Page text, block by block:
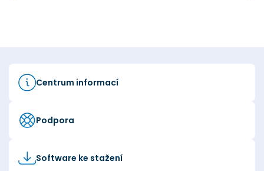
Centrum informací
Podpora
Software ke stažení